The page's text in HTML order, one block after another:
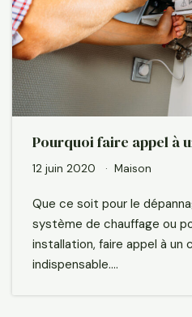
Pourquoi faire appel à
12 juin 2020 Maison
Que ce soit pour le
système de chauffage ou
installation, faire appel à un
indispensable.…